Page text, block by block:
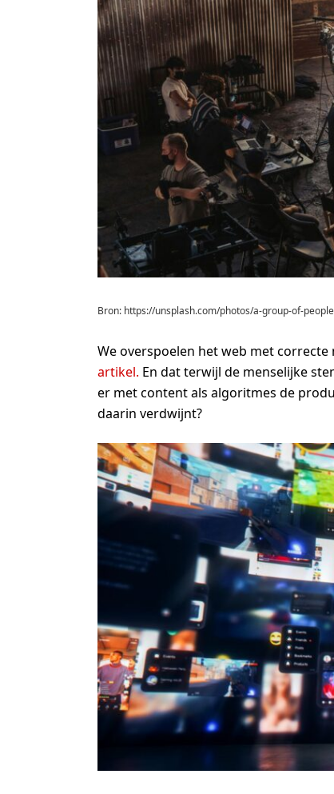
Bron: https://unsplash.com/photos/a-group-of-
We overspoelen het web met correcte
artikel. En dat terwijl de menselijke
er met content als algoritmes de
daarin verdwijnt?